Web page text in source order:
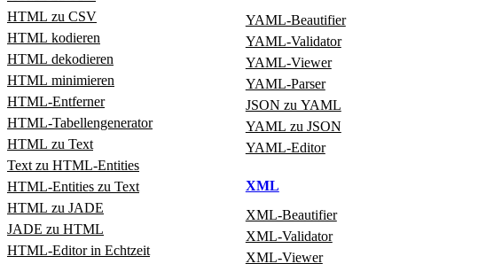
HTML zu CSV
HTML kodieren
HTML dekodieren
HTML minimieren
HTML‑Entferner
HTML‑Tabellengenerator
HTML zu Text
Text zu HTML‑Entities
HTML‑Entities zu Text
HTML zu JADE
JADE zu HTML
HTML‑Editor in Echtzeit
YAML‑Beautifier
YAML‑Validator
YAML‑Viewer
YAML‑Parser
JSON zu YAML
YAML zu JSON
YAML‑Editor
XML
XML‑Beautifier
XML‑Validator
XML‑Viewer